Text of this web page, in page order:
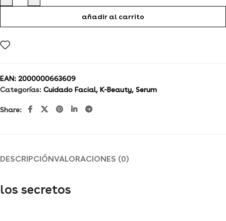
añadir al carrito
EAN: 2000000663609
Categorías: Cuidado Facial, K-Beauty, Serum
Share:
DESCRIPCIÓNVALORACIONES (0)
los secretos